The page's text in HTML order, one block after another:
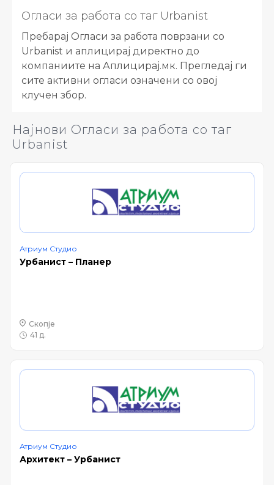
Огласи за работа со таг Urbanist
Пребарај Огласи за работа поврзани со
Urbanist и аплицирај директно до
компаниите на Аплицирај.мк. Прегледај ги
сите активни огласи означени со овој
клучен збор.
Најнови Огласи за работа со таг
Urbanist
Атриум Студио
Урбанист – Планер
Скопје
41 д.
Атриум Студио
Архитект – Урбанист